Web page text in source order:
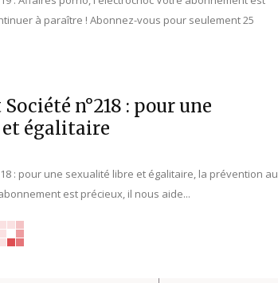
à paraître ! Abonnez-vous pour seulement 25
n°218 : pour une
égalitaire
: pour une sexualité libre et égalitaire, la prévention au
est précieux, il nous aide...